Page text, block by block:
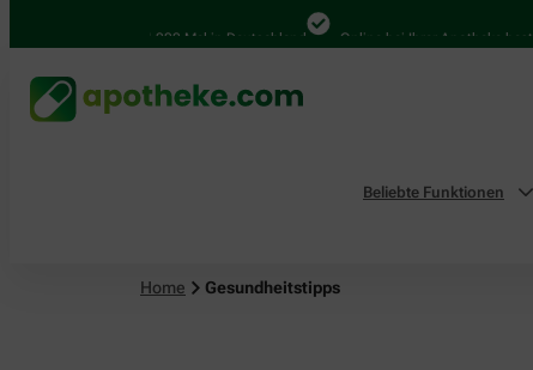
4.000 Mal in Deutschland Online bei Ihrer Apotheke bestellen
Beliebte Funktionen
Home Gesundheitstipps